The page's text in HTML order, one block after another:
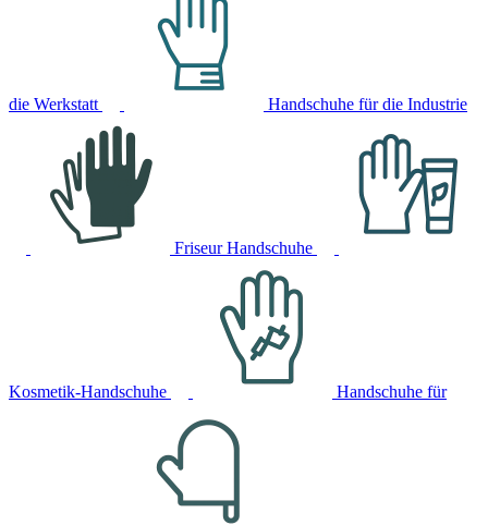
die Werkstatt Handschuhe für die Industrie
Friseur Handschuhe
Kosmetik-Handschuhe Handschuhe für